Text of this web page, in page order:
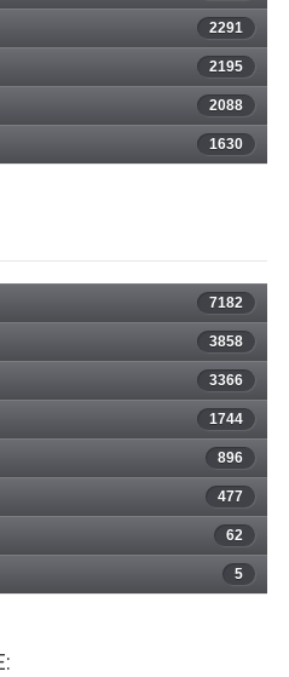
2291
2195
2088
1630
7182
3858
3366
1744
896
477
62
5